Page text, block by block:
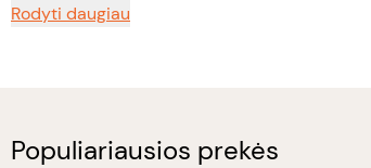
Rodyti daugiau
Populiariausios prekės